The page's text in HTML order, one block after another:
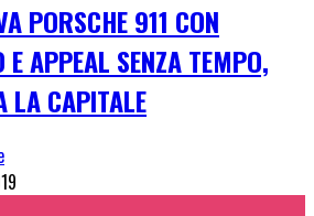
PORSCHE 911 CON
E APPEAL SENZA TEMPO,
LA CAPITALE